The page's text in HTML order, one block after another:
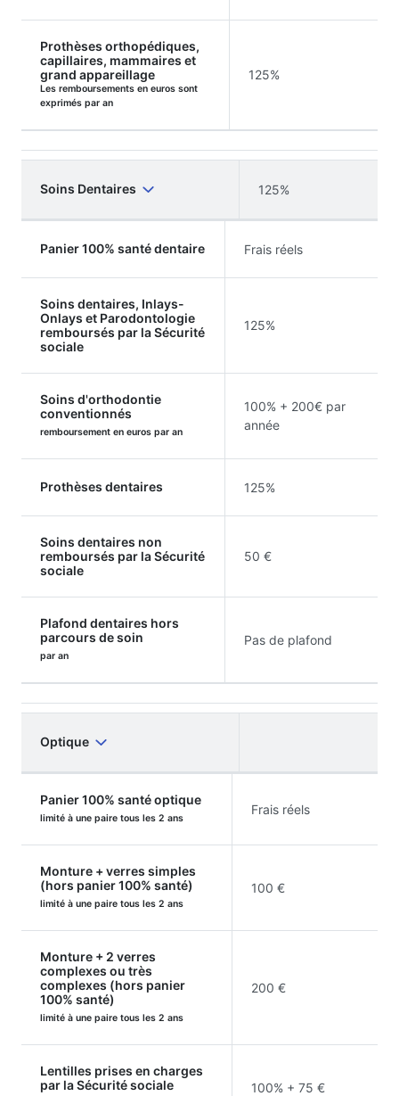
Prothèses orthopédiques,
capillaires, mammaires et
grand appareillage
Les remboursements en euros sont
exprimés par an
125%
Soins Dentaires 125%
Panier 100% santé dentaire Frais réels
Soins dentaires, Inlays-
Onlays et Parodontologie
remboursés par la Sécurité
sociale
125%
Soins d'orthodontie
conventionnés
remboursement en euros par an
100% + 200€ par
année
Prothèses dentaires 125%
Soins dentaires non
remboursés par la Sécurité
sociale
50 €
Plafond dentaires hors
parcours de soin
par an
Pas de plafond
Optique
Panier 100% santé optique
limité à une paire tous les 2 ans
Frais réels
Monture + verres simples
(hors panier 100% santé)
limité à une paire tous les 2 ans
100 €
Monture + 2 verres
complexes ou très
complexes (hors panier
100% santé)
limité à une paire tous les 2 ans
200 €
Lentilles prises en charges
par la Sécurité sociale
100% + 75 €